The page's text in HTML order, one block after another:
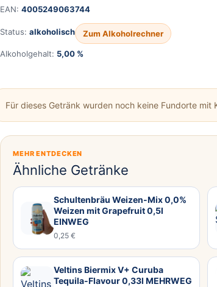
EAN: 4005249063744
Status: alkoholisch Zum Alkoholrechner
Alkoholgehalt: 5,00 %
Für dieses Getränk wurden noch keine Fundorte mit
MEHR ENTDECKEN
Ähnliche Getränke
Schultenbräu Weizen-Mix 0,0%
Weizen mit Grapefruit 0,5l
EINWEG
0,25 €
Veltins Biermix V+ Curuba
Tequila-Flavour 0,33l MEHRWEG